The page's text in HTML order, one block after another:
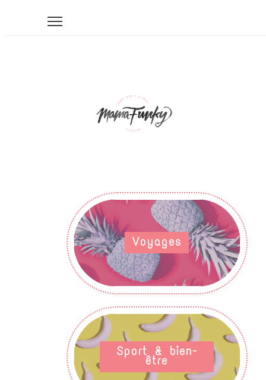
Voyages
Sport & bien-
être